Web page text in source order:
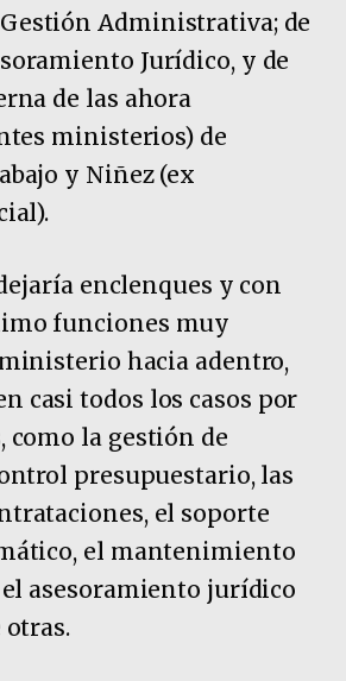
Administrativa; de
Jurídico, y de
de las ahora
ministerios) de
y Niñez (ex
enclenques y con
funciones muy
hacia adentro,
casi todos los casos por
como la gestión de
presupuestario, las
el soporte
el mantenimiento
asesoramiento jurídico